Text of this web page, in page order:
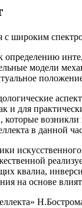
с широким
модели
и для
которые
в данной
квалиа,
на основе